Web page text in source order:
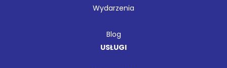
Wydarzenia
Blog
USŁUGI